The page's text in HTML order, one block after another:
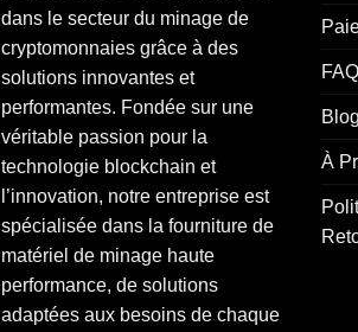
dans le secteur du minage de
cryptomonnaies grâce à des
solutions innovantes et
performantes. Fondée sur une
véritable passion pour la
technologie blockchain et
l’innovation, notre entreprise est
spécialisée dans la fourniture de
matériel de minage haute
performance, de solutions
adaptées aux besoins de chaque
Blog
À